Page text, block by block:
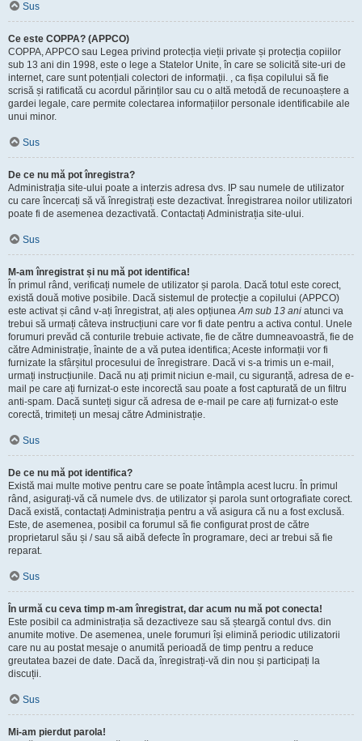
Sus
Ce este COPPA? (APPCO)
COPPA, APPCO sau Legea privind protecția vieții private și protecția copiilor
sub 13 ani din 1998, este o lege a Statelor Unite, în care se solicită site-uri de
internet, care sunt potențiali colectori de informații. , ca fișa copilului să fie
scrisă și ratificată cu acordul părinților sau cu o altă metodă de recunoaștere a
gardei legale, care permite colectarea informațiilor personale identificabile ale
unui minor.
Sus
De ce nu mă pot înregistra?
Administrația site-ului poate a interzis adresa dvs. IP sau numele de utilizator
cu care încercați să vă înregistrați este dezactivat. Înregistrarea noilor utilizatori
poate fi de asemenea dezactivată. Contactați Administrația site-ului.
Sus
M-am înregistrat și nu mă pot identifica!
În primul rând, verificați numele de utilizator și parola. Dacă totul este corect,
există două motive posibile. Dacă sistemul de protecție a copilului (APPCO)
este activat și când v-ați înregistrat, ați ales opțiuneaAm sub 13 ani atunci va
trebui să urmați câteva instrucțiuni care vor fi date pentru a activa contul. Unele
forumuri prevăd că conturile trebuie activate, fie de către dumneavoastră, fie de
către Administrație, înainte de a vă putea identifica; Aceste informații vor fi
furnizate la sfârșitul procesului de înregistrare. Dacă vi s-a trimis un e-mail,
urmați instrucțiunile. Dacă nu ați primit niciun e-mail, cu siguranță, adresa de e-
mail pe care ați furnizat-o este incorectă sau poate a fost capturată de un filtru
anti-spam. Dacă sunteți sigur că adresa de e-mail pe care ați furnizat-o este
corectă, trimiteți un mesaj către Administrație.
Sus
De ce nu mă pot identifica?
Există mai multe motive pentru care se poate întâmpla acest lucru. În primul
rând, asigurați-vă că numele dvs. de utilizator și parola sunt ortografiate corect.
Dacă există, contactați Administrația pentru a vă asigura că nu a fost exclusă.
Este, de asemenea, posibil ca forumul să fie configurat prost de către
proprietarul său și / sau să aibă defecte în programare, deci ar trebui să fie
reparat.
Sus
În urmă cu ceva timp m-am înregistrat, dar acum nu mă pot conecta!
Este posibil ca administrația să dezactiveze sau să șteargă contul dvs. din
anumite motive. De asemenea, unele forumuri își elimină periodic utilizatorii
care nu au postat mesaje o anumită perioadă de timp pentru a reduce
greutatea bazei de date. Dacă da, înregistrați-vă din nou și participați la
discuții.
Sus
Mi-am pierdut parola!